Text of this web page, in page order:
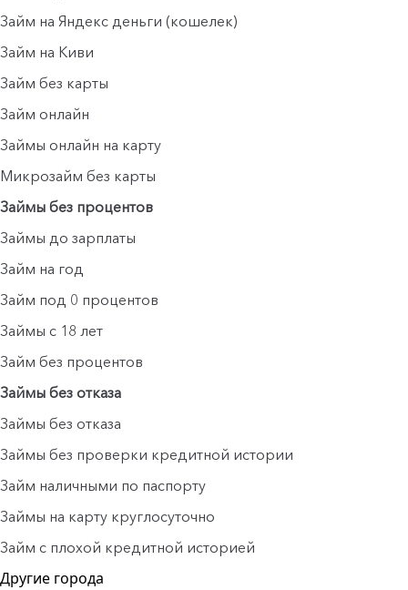
Займ на Яндекс деньги (кошелек)
Займ на Киви
Займ без карты
Займ онлайн
Займы онлайн на карту
Микрозайм без карты
Займы без процентов
Займы до зарплаты
Займ на год
Займ под 0 процентов
Займы с 18 лет
Займ без процентов
Займы без отказа
Займы без отказа
Займы без проверки кредитной истории
Займ наличными по паспорту
Займы на карту круглосуточно
Займ с плохой кредитной историей
Другие города